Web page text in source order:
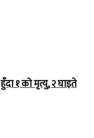
१ को मृत्यु, २ घाइते